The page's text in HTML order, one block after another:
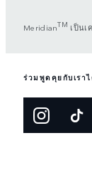
MeridianTM เป็นเ
ร่วมพูดคุยกับเรา